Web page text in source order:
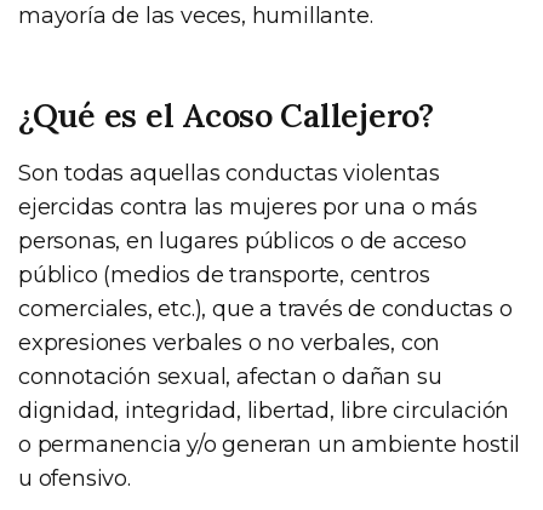
mayoría de las veces, humillante.
¿Qué es el Acoso Callejero?
Son todas aquellas conductas violentas
ejercidas contra las mujeres por una o más
personas, en lugares públicos o de acceso
público (medios de transporte, centros
comerciales, etc.), que a través de conductas o
expresiones verbales o no verbales, con
connotación sexual, afectan o dañan su
dignidad, integridad, libertad, libre circulación
o permanencia y/o generan un ambiente hostil
u ofensivo.